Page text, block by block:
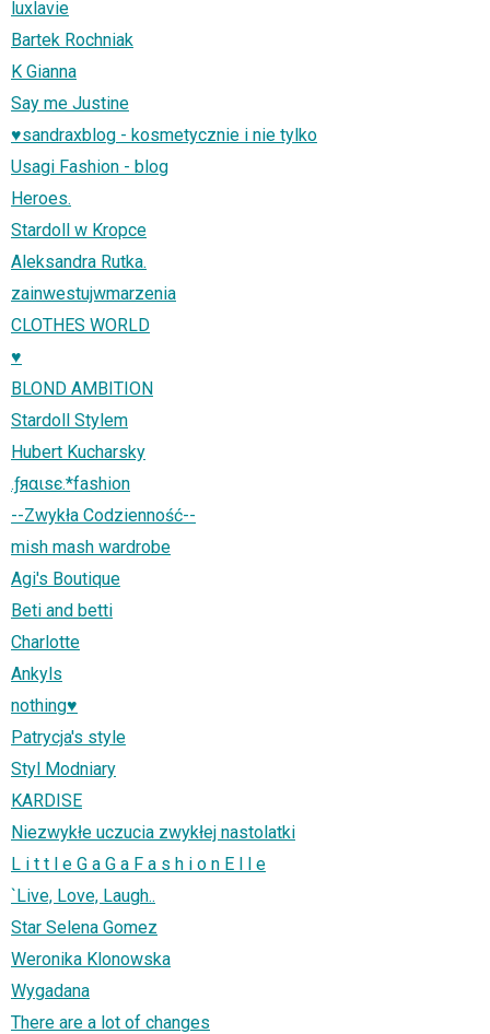
luxlavie
Bartek Rochniak
K Gianna
Say me Justine
♥sandraxblog - kosmetycznie i nie tylko
Usagi Fashion - blog
Heroes.
Stardoll w Kropce
Aleksandra Rutka.
zainwestujwmarzenia
CLOTHES WORLD
♥
BLOND AMBITION
Stardoll Stylem
Hubert Kucharsky
.ƒяαιѕє.*fashion
--Zwykła Codzienność--
mish mash wardrobe
Agi's Boutique
Beti and betti
Charlotte
Ankyls
nothing♥
Patrycja's style
Styl Modniary
KARDISE
Niezwykłe uczucia zwykłej nastolatki
L i t t l e G a G a F a s h i o n E l l e
`Live, Love, Laugh..
Star Selena Gomez
Weronika Klonowska
Wygadana
There are a lot of changes